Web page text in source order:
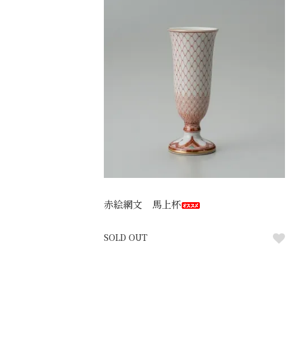
赤絵網文 馬上杯
SOLD OUT